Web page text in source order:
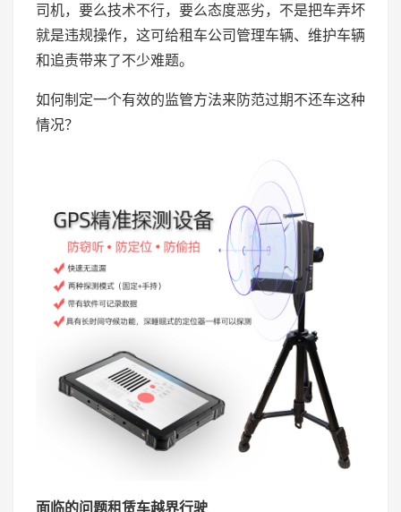
司机，要么技术不行，要么态度恶劣，不是把车弄坏
就是违规操作，这可给租车公司管理车辆、维护车辆
和追责带来了不少难题。
如何制定一个有效的监管方法来防范过期不还车这种
情况？
面临的问题租赁车越界行驶